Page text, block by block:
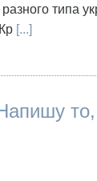
типа
[...]